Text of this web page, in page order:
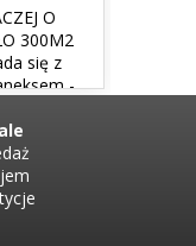
O
300M2
się z
-